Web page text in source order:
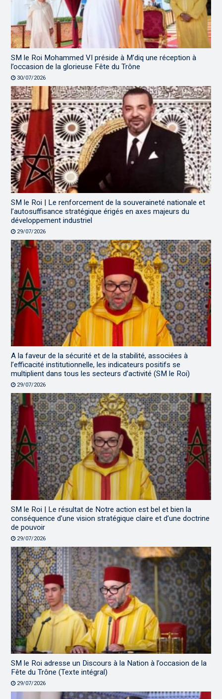
SM le Roi Mohammed VI préside à M’diq une réception à
l’occasion de la glorieuse Fête du Trône
30/07/2026
SM le Roi | Le renforcement de la souveraineté nationale et
l’autosuffisance stratégique érigés en axes majeurs du
développement industriel
29/07/2026
A la faveur de la sécurité et de la stabilité, associées à
l’efficacité institutionnelle, les indicateurs positifs se
multiplient dans tous les secteurs d’activité (SM le Roi)
29/07/2026
SM le Roi | Le résultat de Notre action est bel et bien la
conséquence d’une vision stratégique claire et d’une doctrine
de pouvoir
29/07/2026
SM le Roi adresse un Discours à la Nation à l’occasion de la
Fête du Trône (Texte intégral)
29/07/2026